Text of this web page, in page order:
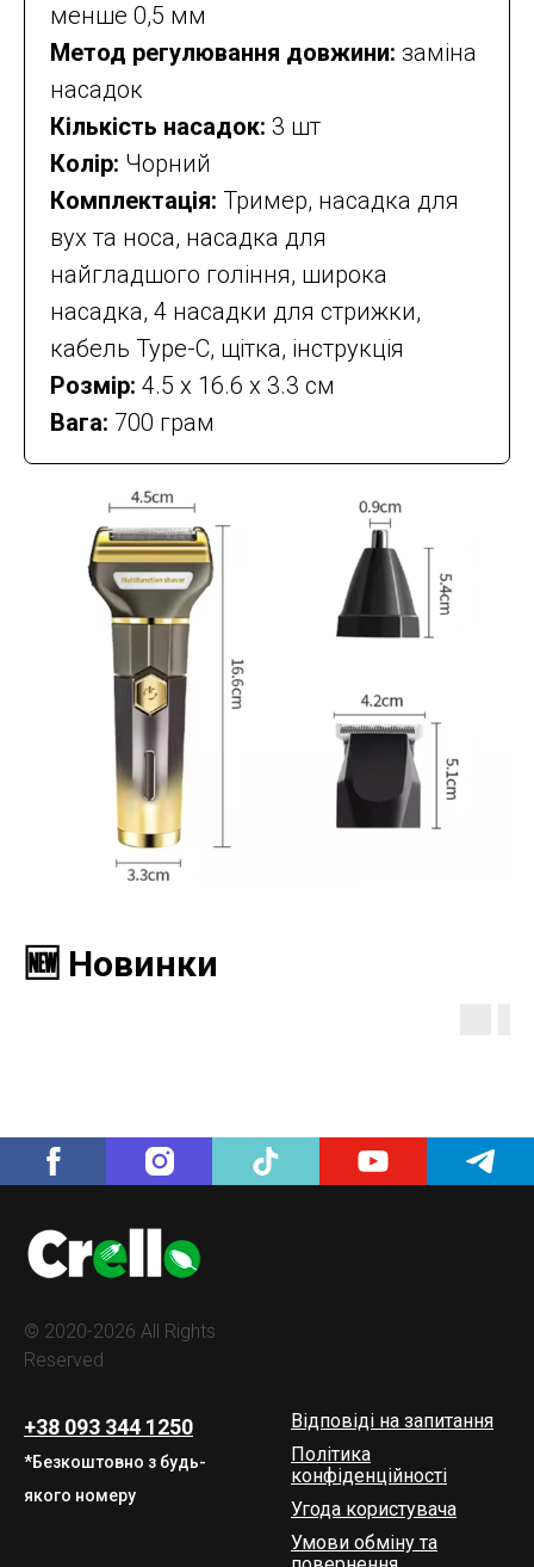
менше 0,5 мм
Метод регулювання довжини: заміна
насадок
Кількість насадок: 3 шт
Колір: Чорний
Комплектація: Тример, насадка для
вух та носа, насадка для
найгладшого гоління, широка
насадка, 4 насадки для стрижки,
кабель Type-C, щітка, інструкція
Розмір: 4.5 х 16.6 x 3.3 см
Вага: 700 грам
🆕 Новинки
© 2020-2026 All Rights
Reserved
+38 093 344 1250
*Безкоштовно з будь-
якого номеру
Відповіді на запитання
Політика
конфіденційності
Угода користувача
Умови обміну та